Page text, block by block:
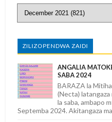
ZILIZOPENDWA ZAIDI
ANGALIA
SABA 2024
BARAZA la
(Necta)
la saba, ambapo
Septemba 2024. Akitangaza